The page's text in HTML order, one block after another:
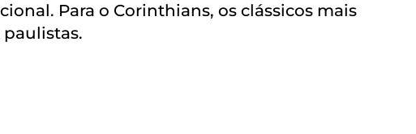
Para o Corinthians, os clássicos mais